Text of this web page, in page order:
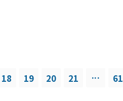
18 19 20 21 ... 61